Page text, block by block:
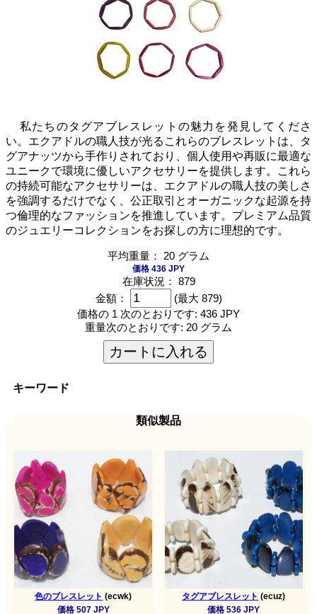
私たちのタグアブレスレットの魅力を発見してくださ
い。エクアドルの職人技が光るこれらのブレスレットは、タ
グアナッツから手作りされており、個人使用や再販に最適な
ユニークで環境に優しいアクセサリーを提供します。これら
の持続可能なアクセサリーは、エクアドルの職人技の美しさ
を強調するだけでなく、公正取引とオーガニックな起源を持
つ倫理的なファッションを推進しています。プレミアム品質
のジュエリーコレクションをお探しの方に理想的です。
平均重量： 20 グラム
価格 436 JPY
在庫状況： 879
金額：
(最大 879)
価格の 1 次のとおりです: 436 JPY
重量次のとおりです: 20 グラム
カートに入れる
キーワード
類似製品
色のブレスレット (ecwk)
価格 507 JPY
タグアブレスレット (ecuz)
価格 536 JPY